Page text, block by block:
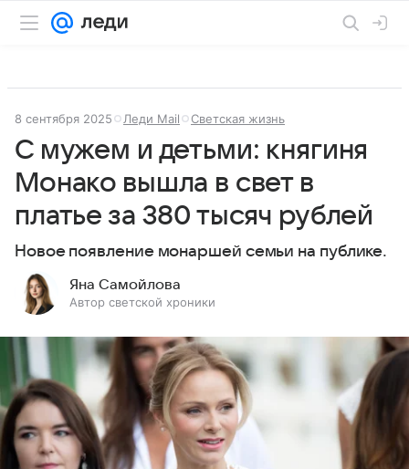
8 сентября 2025 Леди Mail Светская жизнь
С мужем и детьми: княгиня
Монако вышла в свет в
платье за 380 тысяч рублей
Новое появление монаршей семьи на публике.
Яна Самойлова
Автор светской хроники